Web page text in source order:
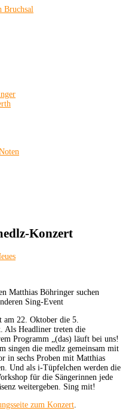
Konzert
Matthias Böhringer suchen
Sing-Event
22. Oktober die 5.
Als Headliner treten die
Programm „(das) läuft bei uns!
singen die medlz gemeinsam mit
in sechs Proben mit Matthias
Und als i-Tüpfelchen werden die
für die Sängerinnen jede
weitergeben. Sing mit!
zum Konzert